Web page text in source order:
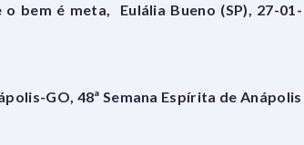
bem é meta, Eulália Bueno (SP), 27-01-
GO, 48ª Semana Espírita de Anápolis